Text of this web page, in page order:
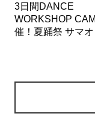
3日間DANCE
WORKSHOP
催！夏踊祭 サマ